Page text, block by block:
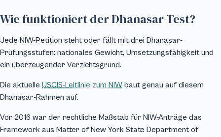
Wie funktioniert der Dhanasar-Test?
Jede NIW-Petition steht oder fällt mit drei Dhanasar-
Prüfungsstufen: nationales Gewicht, Umsetzungsfähigkeit und
ein überzeugender Verzichtsgrund.
Die aktuelle USCIS-Leitlinie zum NIW baut genau auf diesem
Dhanasar-Rahmen auf.
Vor 2016 war der rechtliche Maßstab für NIW-Anträge das
Framework aus Matter of New York State Department of